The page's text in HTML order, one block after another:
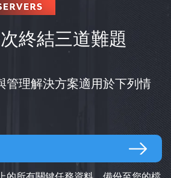
終結三道難題
管理解決方案適用於下列情